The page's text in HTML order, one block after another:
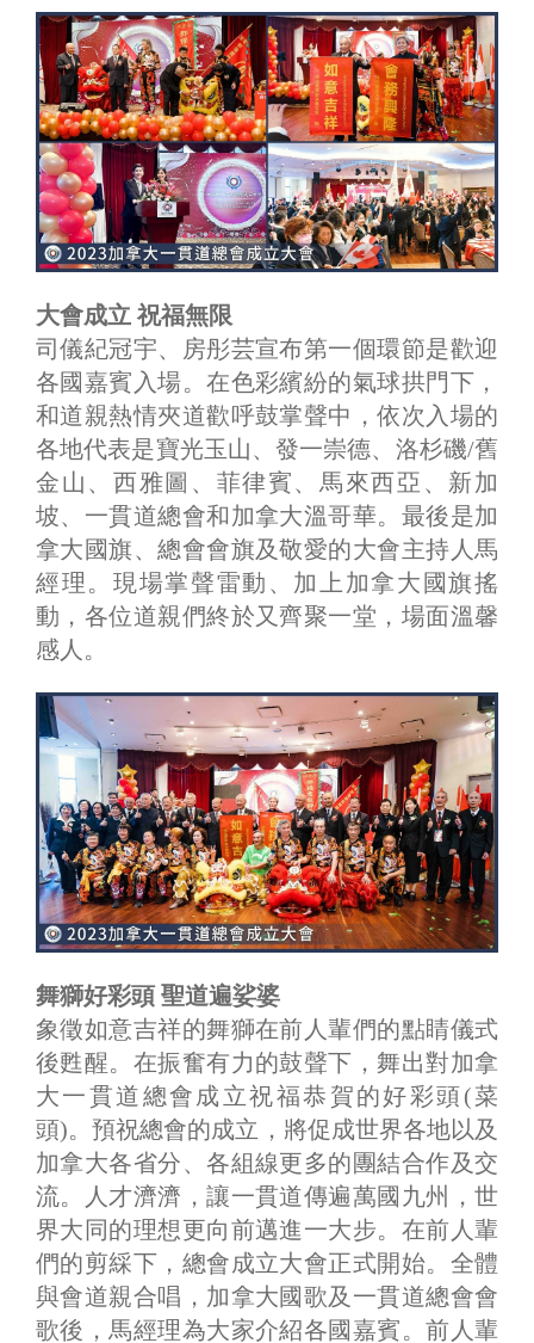
大會成立 祝福無限
司儀紀冠宇、房彤芸宣布第一個環節是歡迎
各國嘉賓入場。在色彩繽紛的氣球拱門下，
和道親熱情夾道歡呼鼓掌聲中，依次入場的
各地代表是寶光玉山、發一崇德、洛杉磯/舊
金山、西雅圖、菲律賓、馬來西亞、新加
坡、一貫道總會和加拿大溫哥華。最後是加
拿大國旗、總會會旗及敬愛的大會主持人馬
經理。現場掌聲雷動、加上加拿大國旗搖
動，各位道親們終於又齊聚一堂，場面溫馨
感人。
舞獅好彩頭 聖道遍娑婆
象徵如意吉祥的舞獅在前人輩們的點睛儀式
後甦醒。在振奮有力的鼓聲下，舞出對加拿
大一貫道總會成立祝福恭賀的好彩頭(菜
頭)。預祝總會的成立，將促成世界各地以及
加拿大各省分、各組線更多的團結合作及交
流。人才濟濟，讓一貫道傳遍萬國九州，世
界大同的理想更向前邁進一大步。在前人輩
們的剪綵下，總會成立大會正式開始。全體
與會道親合唱，加拿大國歌及一貫道總會會
歌後，馬經理為大家介紹各國嘉賓。前人輩